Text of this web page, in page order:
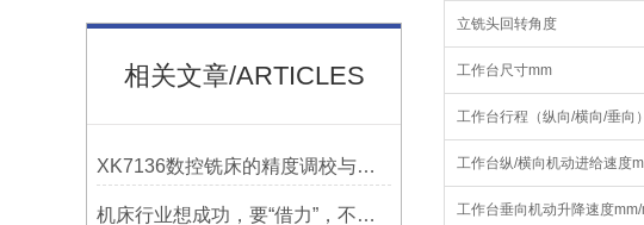
相关文章/ARTICLES
XK7136数控铣床的精度调校与性能优化
机床行业想成功，要“借力”，不要“尽力”！
立铣头回转角度
工作台尺寸mm
工作台行程（纵向/横向/垂向
工作台纵/横向机动进给速度
工作台垂向机动升降速度